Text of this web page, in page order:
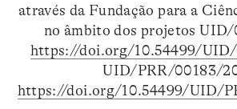
através da Fundação para a
no âmbito dos projetos
https://doi.org/10.54499/
UID/PRR/00183/
https://doi.org/10.54499/UID/